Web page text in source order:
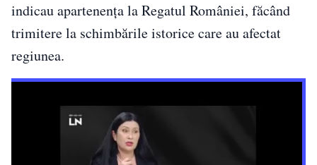
indicau apartenența la Regatul României, făcând
trimitere la schimbările istorice care au afectat
regiunea.